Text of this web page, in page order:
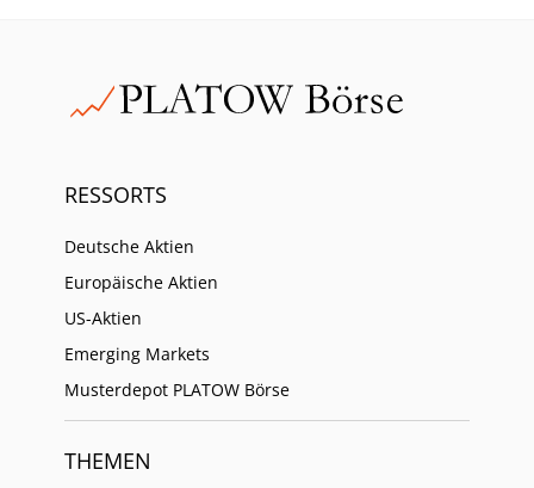
RESSORTS
Deutsche Aktien
Europäische Aktien
US-Aktien
Emerging Markets
Musterdepot PLATOW Börse
THEMEN